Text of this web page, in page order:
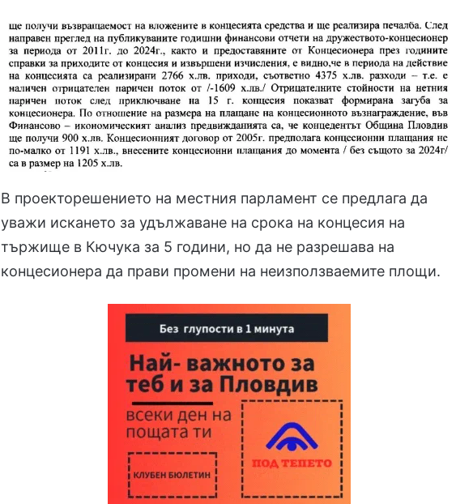
В проекторешението на местния парламент се предлага да
уважи искането за удължаване на срока на концесия на
тържище в Кючука за 5 години, но да не разрешава на
концесионера да прави промени на неизползваемите площи.